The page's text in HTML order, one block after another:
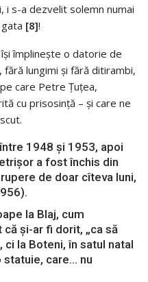
s-a dezvelit solemn numai
[8]!
împlinește o datorie de
lungimi și fără ditirambi,
care Petre Țuțea,
cu prisosință – și care ne
1948 și 1953, apoi
a fost închis din
de doar cîteva luni,
la Blaj, cum
și-ar fi dorit, „ca să
ci la Boteni, în satul natal
statuie, care… nu